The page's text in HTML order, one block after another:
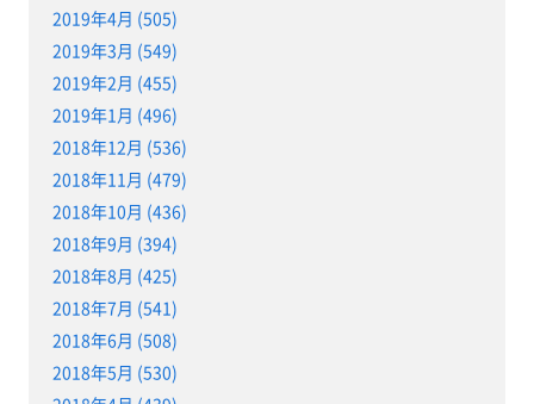
2019年4月 (505)
2019年3月 (549)
2019年2月 (455)
2019年1月 (496)
2018年12月 (536)
2018年11月 (479)
2018年10月 (436)
2018年9月 (394)
2018年8月 (425)
2018年7月 (541)
2018年6月 (508)
2018年5月 (530)